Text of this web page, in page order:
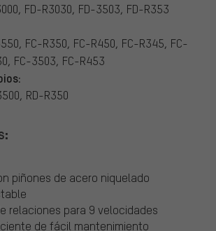
FD-R3030, FD-3503, FD-R353
FC-R350, FC-R450, FC-R345, FC-
FC-3503, FC-R453
RD-R350
piñones de acero niquelado
relaciones para 9 velocidades
de fácil mantenimiento